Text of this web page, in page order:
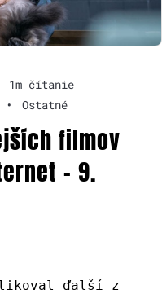
1m čítanie
• Ostatné
filmov
– 9.
ďalší z